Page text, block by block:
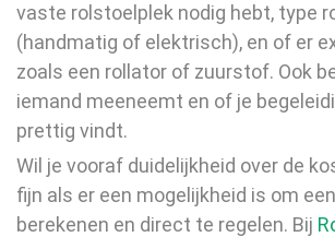
vaste rolstoelplek nodig hebt, type
(handmatig of elektrisch), en of er
zoals een rollator of zuurstof. Ook
iemand meeneemt en of je
prettig vindt.
Wil je vooraf duidelijkheid over de
fijn als er een mogelijkheid is om
berekenen en direct te regelen. Bij